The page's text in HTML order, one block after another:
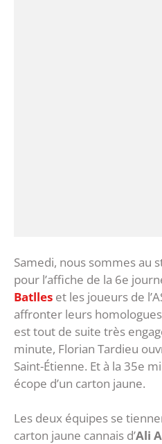
Samedi, nous sommes au
pour l’affiche de la 6e
Batlles et les joueurs de
affronter leurs
est tout de suite très
minute, Florian Tardieu
Saint-Étienne. Et à la 35e
écope d’un carton jaune.
Les deux équipes se
carton jaune cannais d’Ali